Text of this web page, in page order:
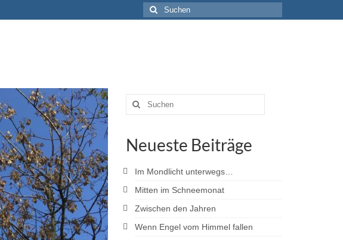
Suche
nach:
Suche
nach:
Neueste Beiträge
Im Mondlicht unterwegs…
Mitten im Schneemonat
Zwischen den Jahren
Wenn Engel vom Himmel fallen